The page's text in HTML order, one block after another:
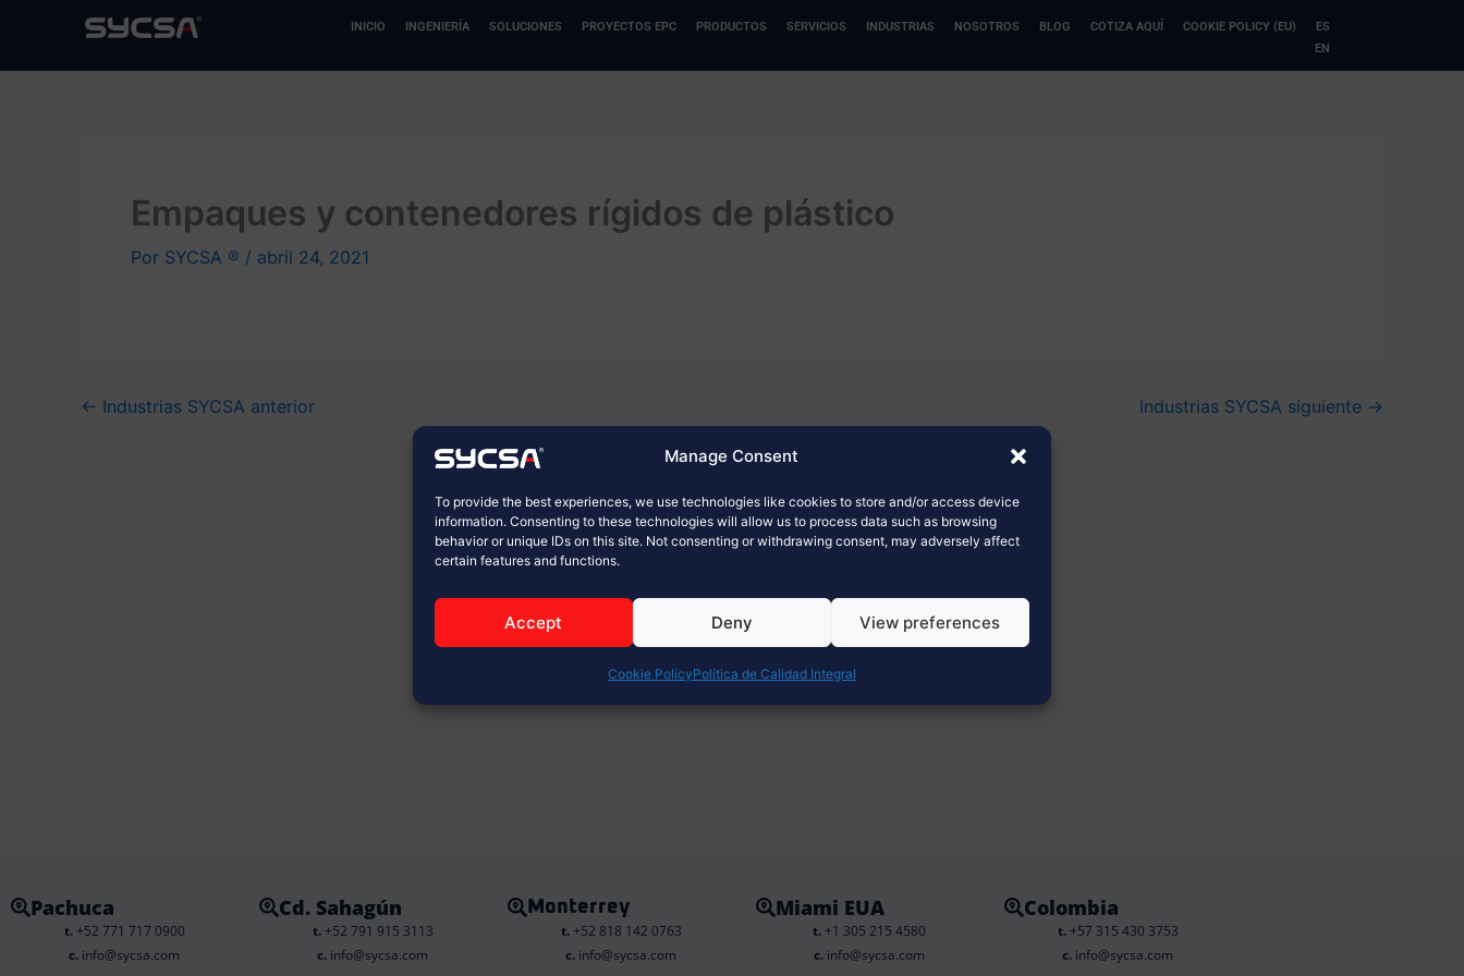
Manage Consent
To provide the best experiences, we use technologies like cookies to store and/or access device
information. Consenting to these technologies will allow us to process data such as browsing
behavior or unique IDs on this site. Not consenting or withdrawing consent, may adversely affect
certain features and functions.
Accept Deny View preferences
Cookie PolicyPolítica de Calidad Integral
contenido
INICIO INGENIERÍA SOLUCIONES PROYECTOS EPC PRODUCTOS SERVICIOS INDUSTRIAS NOSOTROS BLOG COTIZA AQUÍ COOKIE POLICY (EU)
ES
EN
Empaques y contenedores rígidos de plástico
Por SYCSA ® / abril 24, 2021
← Industrias SYCSA anterior Industrias SYCSA siguiente →
Pachuca
t.+52 771 717 0900
c. info@sycsa.com
Cd. Sahagún
t.+52 791 915 3113
c. info@sycsa.com
Monterrey
t.+52 818 142 0763
c. info@sycsa.com
Miami EUA
t. +1 305 215 4580
c. info@sycsa.com
Colombia
t.+57 315 430 3753
c. info@sycsa.com